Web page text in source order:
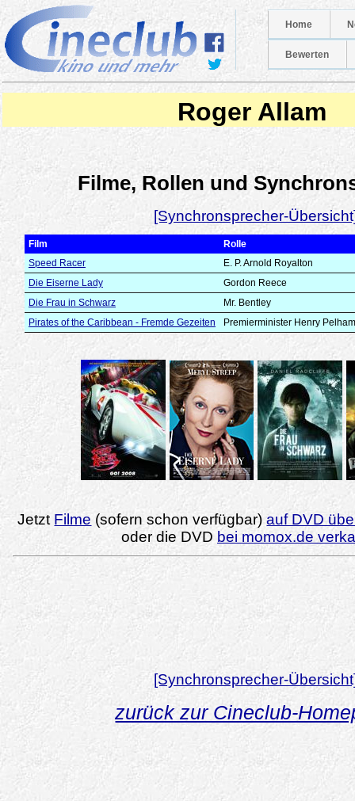
Home
Bewerten
Roger Allam
Filme, Rollen und
[Synchronsprecher-
Film
Rolle
Speed Racer
E. P. Arnold Royalton
Die Eiserne Lady
Gordon Reece
Die Frau in Schwarz
Mr. Bentley
Pirates of the Caribbean - Fremde Gezeiten
Premierminister Henry Pelham
Jetzt Filme (sofern schon verfügbar)auf DVD
oder die DVD bei momox.de
[Synchronsprecher-
zurück zur Cineclub-